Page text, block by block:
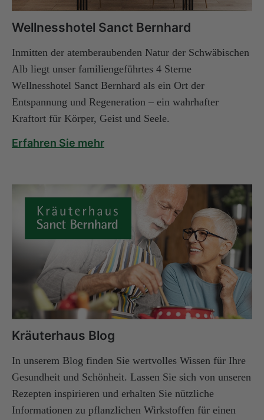
Wellnesshotel Sanct Bernhard
Inmitten der atemberaubenden Natur der Schwäbischen
Alb liegt unser familiengeführtes 4 Sterne
Wellnesshotel Sanct Bernhard als ein Ort der
Entspannung und Regeneration – ein wahrhafter
Kraftort für Körper, Geist und Seele.
Erfahren Sie mehr
Kräuterhaus Blog
In unserem Blog finden Sie wertvolles Wissen für Ihre
Gesundheit und Schönheit. Lassen Sie sich von unseren
Rezepten inspirieren und erhalten Sie nützliche
Informationen zu pflanzlichen Wirkstoffen für einen